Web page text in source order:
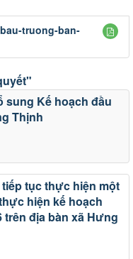
truong-ban-
sung Kế hoạch đầu
Thịnh
tục thực hiện một
hiện kế hoạch
trên địa bàn xã Hưng